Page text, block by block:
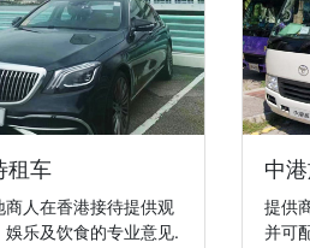
租车
商人在香港接待提供观
娛乐及饮食的专业意见.
中
提供
并可